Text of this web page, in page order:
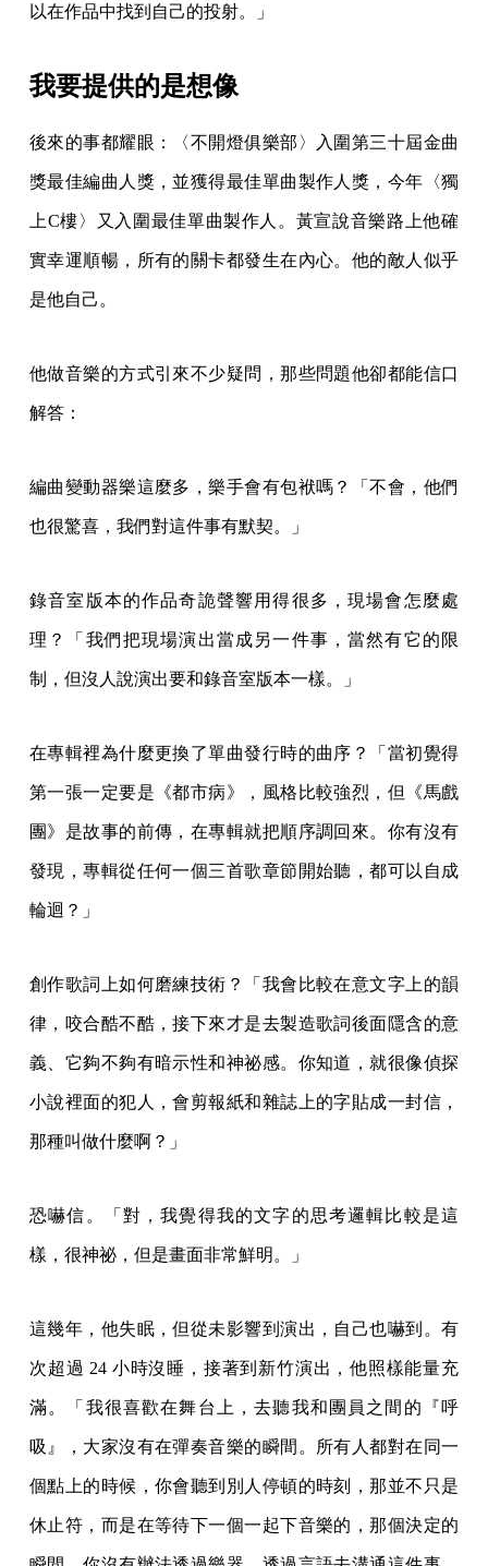
以在作品中找到自己的投射。」
我要提供的是想像
後來的事都耀眼：〈不開燈俱樂部〉入圍第三十屆金曲
獎最佳編曲人獎，並獲得最佳單曲製作人獎，今年〈獨
上C樓〉又入圍最佳單曲製作人。黃宣說音樂路上他確
實幸運順暢，所有的關卡都發生在內心。他的敵人似乎
是他自己。
他做音樂的方式引來不少疑問，那些問題他卻都能信口
解答：
編曲變動器樂這麼多，樂手會有包袱嗎？「不會，他們
也很驚喜，我們對這件事有默契。」
錄音室版本的作品奇詭聲響用得很多，現場會怎麼處
理？「我們把現場演出當成另一件事，當然有它的限
制，但沒人說演出要和錄音室版本一樣。」
在專輯裡為什麼更換了單曲發行時的曲序？「當初覺得
第一張一定要是《都市病》，風格比較強烈，但《馬戲
團》是故事的前傳，在專輯就把順序調回來。你有沒有
發現，專輯從任何一個三首歌章節開始聽，都可以自成
輪迴？」
創作歌詞上如何磨練技術？「我會比較在意文字上的韻
律，咬合酷不酷，接下來才是去製造歌詞後面隱含的意
義、它夠不夠有暗示性和神祕感。你知道，就很像偵探
小說裡面的犯人，會剪報紙和雜誌上的字貼成一封信，
那種叫做什麼啊？」
恐嚇信。「對，我覺得我的文字的思考邏輯比較是這
樣，很神祕，但是畫面非常鮮明。」
這幾年，他失眠，但從未影響到演出，自己也嚇到。有
次超過 24 小時沒睡，接著到新竹演出，他照樣能量充
滿。「我很喜歡在舞台上，去聽我和團員之間的『呼
吸』，大家沒有在彈奏音樂的瞬間。所有人都對在同一
個點上的時候，你會聽到別人停頓的時刻，那並不只是
休止符，而是在等待下一個一起下音樂的，那個決定的